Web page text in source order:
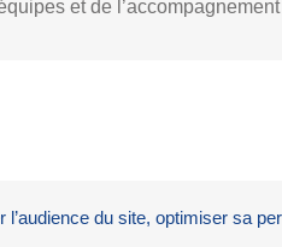
et de l’accompagnement
du site, optimiser sa